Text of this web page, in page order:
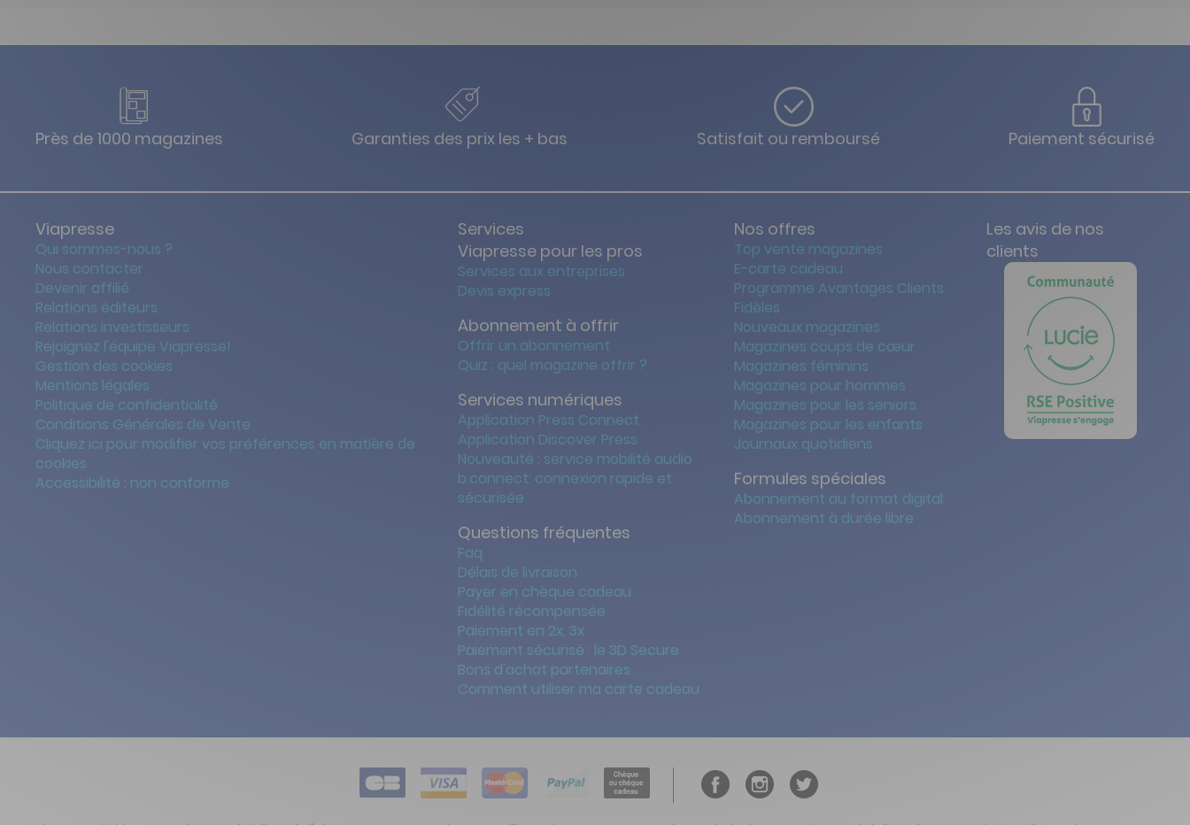
Près de 1000 magazines Garanties des prix les + bas Satisfait ou remboursé Paiement sécurisé
Viapresse
Qui sommes-nous ?
Nous contacter
Devenir affilié
Relations éditeurs
Relations investisseurs
Rejoignez l'équipe Viapresse!
Gestion des cookies
Mentions légales
Politique de confidentialité
Conditions Générales de Vente
Cliquez ici pour modifier vos préférences en matière de
cookies
Accessibilité : non conforme
Services
Viapresse pour les pros
Services aux entreprises
Devis express
Abonnement à offrir
Offrir un abonnement
Quiz : quel magazine offrir ?
Services numériques
Application Press Connect
Application Discover Press
Nouveauté : service mobilité audio
b.connect: connexion rapide et
sécurisée
Questions fréquentes
Faq
Délais de livraison
Payer en chèque cadeau
Fidélité récompensée
Paiement en 2x, 3x
Paiement sécurisé : le 3D Secure
Bons d'achat partenaires
Comment utiliser ma carte cadeau
Nos offres
Top vente magazines
E-carte cadeau
Programme Avantages Clients
Fidèles
Nouveaux magazines
Magazines coups de cœur
Magazines féminins
Magazines pour hommes
Magazines pour les seniors
Magazines pour les enfants
Journaux quotidiens
Formules spéciales
Abonnement au format digital
Abonnement à durée libre
Les avis de nos
clients